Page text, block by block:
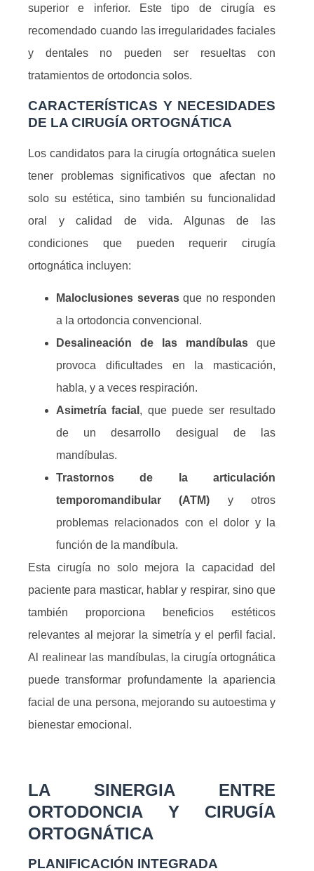
superior e inferior. Este tipo de cirugía es
recomendado cuando las irregularidades faciales
y dentales no pueden ser resueltas con
tratamientos de ortodoncia solos.
CARACTERÍSTICAS Y NECESIDADES
DE LA CIRUGÍA ORTOGNÁTICA
Los candidatos para la cirugía ortognática suelen
tener problemas significativos que afectan no
solo su estética, sino también su funcionalidad
oral y calidad de vida. Algunas de las
condiciones que pueden requerir cirugía
ortognática incluyen:
Maloclusiones severasque no responden
a la ortodoncia convencional.
Desalineación de las mandíbulas que
provoca dificultades en la masticación,
habla, y a veces respiración.
Asimetría facial , que puede ser resultado
de un desarrollo desigual de las
mandíbulas.
Trastornos de la articulación
temporomandibular (ATM) y otros
problemas relacionados con el dolor y la
función de la mandíbula.
Esta cirugía no solo mejora la capacidad del
paciente para masticar, hablar y respirar, sino que
también proporciona beneficios estéticos
relevantes al mejorar la simetría y el perfil facial.
Al realinear las mandíbulas, la cirugía ortognática
puede transformar profundamente la apariencia
facial de una persona, mejorando su autoestima y
bienestar emocional.
LA SINERGIA ENTRE
ORTODONCIA Y CIRUGÍA
ORTOGNÁTICA
PLANIFICACIÓN INTEGRADA